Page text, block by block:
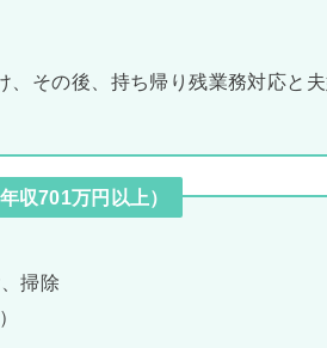
の後、持ち帰り残業務対応と夫
収701万円以上）
掃除